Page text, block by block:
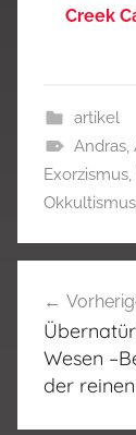
Creek
artikel
Andras,
Exorzismus,
Okkultismus
Wesen
der